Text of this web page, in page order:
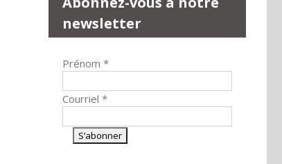
newsletter
Prénom *
Courriel *